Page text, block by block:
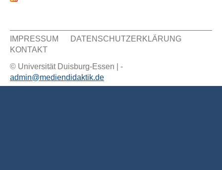
Sekundär Menü
IMPRESSUM
DATENSCHUTZERKLÄRUNG
KONTAKT
© Universität Duisburg-Essen | -
admin@mediendidaktik.de